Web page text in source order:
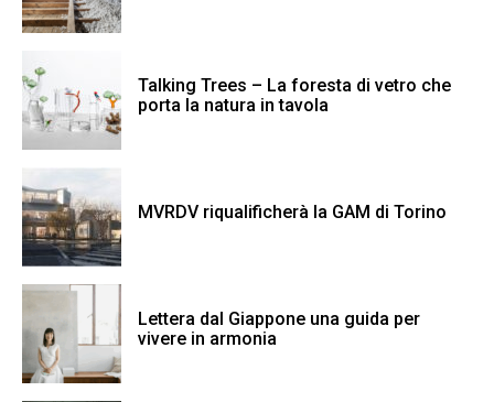
Talking Trees – La foresta di vetro che
porta la natura in tavola
MVRDV riqualificherà la GAM di Torino
Lettera dal Giappone una guida per
vivere in armonia